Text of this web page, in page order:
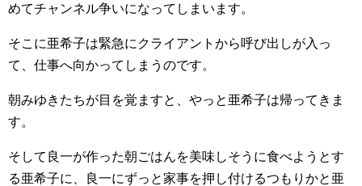
めてチャンネル争いになってしまいます。
そこに亜希子は緊急にクライアントから呼び出しが入っ
て、仕事へ向かってしまうのです。
朝みゆきたちが目を覚ますと、やっと亜希子は帰ってきま
す。
そして良一が作った朝ごはんを美味しそうに食べようとす
る亜希子に、良一にずっと家事を押し付けるつもりかと亜